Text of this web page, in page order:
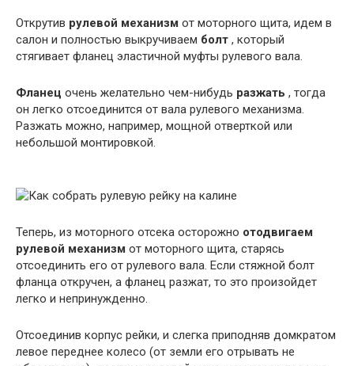
Открутив рулевой механизм от моторного щита, идем в
салон и полностью выкручиваем болт , который
стягивает фланец эластичной муфты рулевого вала.
Фланец очень желательно чем-нибудь разжать , тогда
он легко отсоединится от вала рулевого механизма.
Разжать можно, например, мощной отверткой или
небольшой монтировкой.
Теперь, из моторного отсека осторожно отодвигаем
рулевой механизм от моторного щита, старясь
отсоединить его от рулевого вала. Если стяжной болт
фланца откручен, а фланец разжат, то это произойдет
легко и непринужденно.
Отсоединив корпус рейки, и слегка приподняв домкратом
левое переднее колесо (от земли его отрывать не